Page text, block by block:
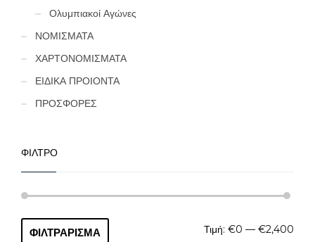
Ολυμπιακοί Αγώνες
ΝΟΜΙΣΜΑΤΑ
ΧΑΡΤΟΝΟΜΙΣΜΑΤΑ
ΕΙΔΙΚΑ ΠΡΟΙΟΝΤΑ
ΠΡΟΣΦΟΡΕΣ
ΦΙΛΤΡΟ
ΦΙΛΤΡΆΡΙΣΜΑ Τιμή: €0 — €2,400